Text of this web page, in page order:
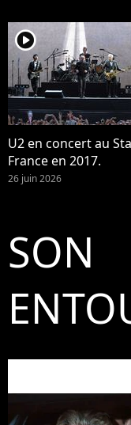
player2
U2 en concert au
France en 2017.
26 juin 2026
SON